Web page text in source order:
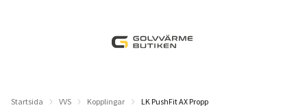
Startsida VVS Kopplingar LK PushFit AX Propp